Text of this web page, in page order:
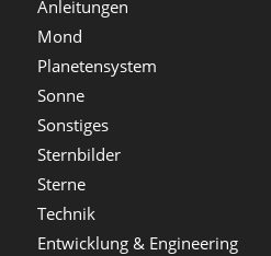
Anleitungen
Mond
Planetensystem
Sonne
Sonstiges
Sternbilder
Sterne
Technik
Entwicklung & Engineering